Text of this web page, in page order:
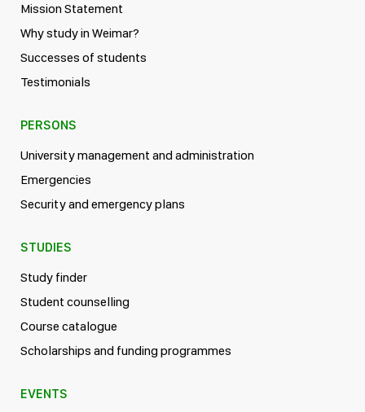
Mission Statement
Why study in Weimar?
Successes of students
Testimonials
PERSONS
University management and administration
Emergencies
Security and emergency plans
STUDIES
Study finder
Student counselling
Course catalogue
Scholarships and funding programmes
EVENTS